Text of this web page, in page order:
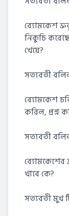
ব্যোমকেশ
নিকুচি
খেয়ে?
সত্যবতী
ব্যোমকেশ
করিল, প্রশ্ন
সত্যবতী
ব্যোমকেশের
খাবে কে?
সত্যবতী মুখ